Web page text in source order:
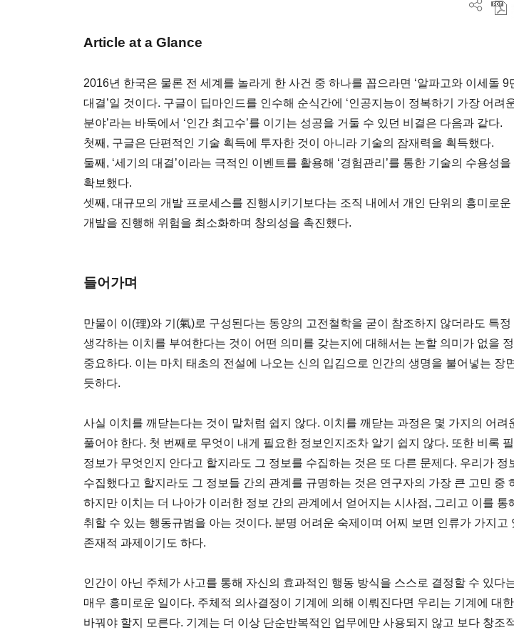
Article at a Glance
2016년 한국은 물론 전 세계를 놀라게 한 사건 중 하나를 꼽으라면 ‘알파고와 이세돌 9
대결’일 것이다. 구글이 딥마인드를 인수해 순식간에 ‘인공지능이 정복하기 가장 어려
분야’라는 바둑에서 ‘인간 최고수’를 이기는 성공을 거둘 수 있던 비결은 다음과 같다.
첫째, 구글은 단편적인 기술 획득에 투자한 것이 아니라 기술의 잠재력을 획득했다.
둘째, ‘세기의 대결’이라는 극적인 이벤트를 활용해 ‘경험관리’를 통한 기술의 수용성을
확보했다.
셋째, 대규모의 개발 프로세스를 진행시키기보다는 조직 내에서 개인 단위의 흥미로운
개발을 진행해 위험을 최소화하며 창의성을 촉진했다.
들어가며
만물이 이(理)와 기(氣)로 구성된다는 동양의 고전철학을 굳이 참조하지 않더라도 특정
생각하는 이치를 부여한다는 것이 어떤 의미를 갖는지에 대해서는 논할 의미가 없을
중요하다. 이는 마치 태초의 전설에 나오는 신의 입김으로 인간의 생명을 불어넣는 장
듯하다.
사실 이치를 깨닫는다는 것이 말처럼 쉽지 않다. 이치를 깨닫는 과정은 몇 가지의 어려
풀어야 한다. 첫 번째로 무엇이 내게 필요한 정보인지조차 알기 쉽지 않다. 또한 비록
정보가 무엇인지 안다고 할지라도 그 정보를 수집하는 것은 또 다른 문제다. 우리가 정
수집했다고 할지라도 그 정보들 간의 관계를 규명하는 것은 연구자의 가장 큰 고민 중
하지만 이치는 더 나아가 이러한 정보 간의 관계에서 얻어지는 시사점, 그리고 이를 통
취할 수 있는 행동규범을 아는 것이다. 분명 어려운 숙제이며 어찌 보면 인류가 가지고
존재적 과제이기도 하다.
인간이 아닌 주체가 사고를 통해 자신의 효과적인 행동 방식을 스스로 결정할 수 있다
매우 흥미로운 일이다. 주체적 의사결정이 기계에 의해 이뤄진다면 우리는 기계에 대
바꿔야 할지 모른다. 기계는 더 이상 단순반복적인 업무에만 사용되지 않고 보다 창조